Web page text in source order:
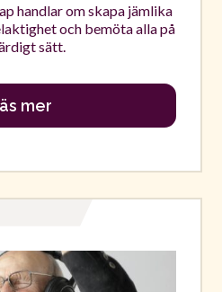
handlar om skapa jämlika
och bemöta alla på
sätt.
mer